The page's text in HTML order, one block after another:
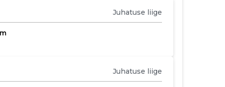
Juhatuse liige
Juhatuse liige